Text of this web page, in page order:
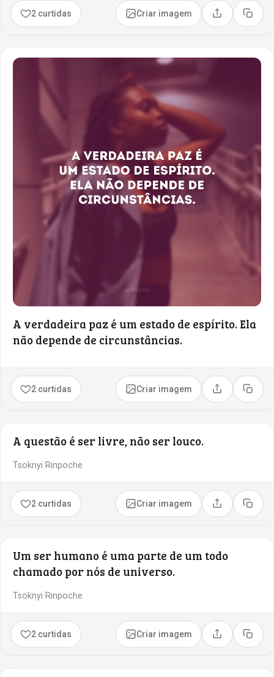
2 curtidas Criar imagem Compartilhar
Copiar
A verdadeira paz é um estado de espírito. Ela
não depende de circunstâncias.
2 curtidas Criar imagem Compartilhar
Copiar
A questão é ser livre, não ser louco.
Tsoknyi Rinpoche
2 curtidas Criar imagem Compartilhar
Copiar
Um ser humano é uma parte de um todo
chamado por nós de universo.
Tsoknyi Rinpoche
2 curtidas Criar imagem Compartilhar
Copiar